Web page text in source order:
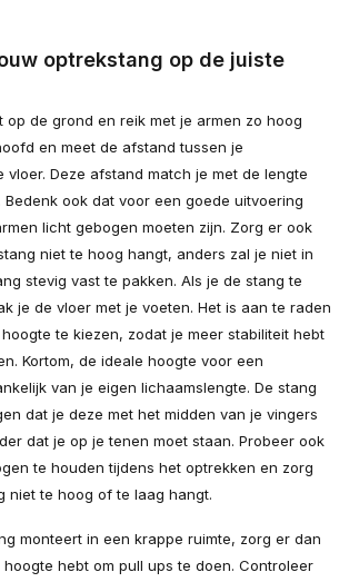
optrekstang op de juiste
op de grond en reik met je armen zo hoog
en meet de afstand tussen je
vloer. Deze afstand match je met de lengte
ook dat voor een goede uitvoering
licht gebogen moeten zijn. Zorg er ook
niet te hoog hangt, anders zal je niet in
stevig vast te pakken. Als je de stang te
je de vloer met je voeten. Het is aan te raden
te kiezen, zodat je meer stabiliteit hebt
Kortom, de ideale hoogte voor een
van je eigen lichaamslengte. De stang
dat je deze met het midden van je vingers
dat je op je tenen moet staan. Probeer ook
te houden tijdens het optrekken en zorg
niet te hoog of te laag hangt.
monteert in een krappe ruimte, zorg er dan
hebt om pull ups te doen. Controleer